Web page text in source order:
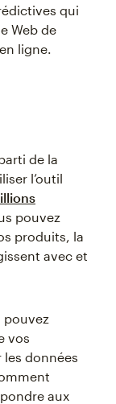
qui
Web de
ligne.
de la
l’outil
pouvez
produits, la
avec et
pouvez
vos
données
aux